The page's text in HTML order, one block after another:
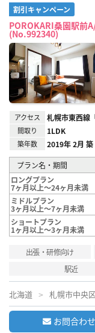
割引キャンペーン
POROKARI桑園駅前
(No.992340)
アクセス 札幌市東西線
間取り 1LDK
築年数 2019年 2月 築
プラン名・期間
ロングプラン
7ヶ月以上～24ヶ月未満
ミドルプラン
3ヶ月以上～7ヶ月未満
ショートプラン
1ヶ月以上～3ヶ月未満
出張・研修向け
駅近
北海道 札幌市中央区
お問合わせ